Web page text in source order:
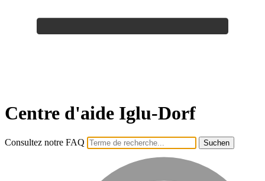
Centre d'aide Iglu-Dorf
Consultez notre FAQ